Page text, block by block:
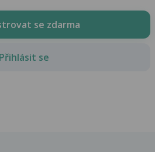
se zdarma
Přihlásit se